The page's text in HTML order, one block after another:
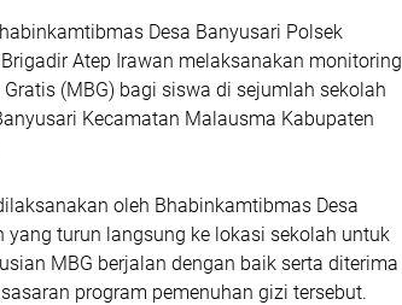
Desa Banyusari Polsek
Atep Irawan melaksanakan monitoring
(MBG) bagi siswa di sejumlah sekolah
Kecamatan Malausma Kabupaten
oleh Bhabinkamtibmas Desa
yang turun langsung ke lokasi sekolah untuk
MBG berjalan dengan baik serta diterima
program pemenuhan gizi tersebut.